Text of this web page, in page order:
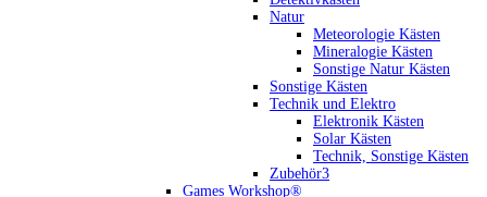
Natur
Meteorologie Kästen
Mineralogie Kästen
Sonstige Natur Kästen
Sonstige Kästen
Technik und Elektro
Elektronik Kästen
Solar Kästen
Technik, Sonstige Kästen
Zubehör3
Games Workshop®